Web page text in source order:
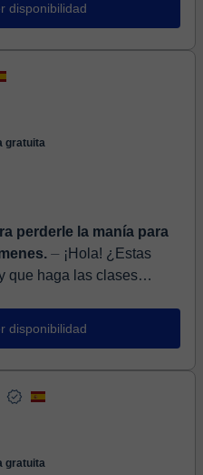
disponibilidad
gratuita
perderle la manía para
⏤ ¡Hola! ¿Estas
que haga las clases
de exper...
disponibilidad
gratuita